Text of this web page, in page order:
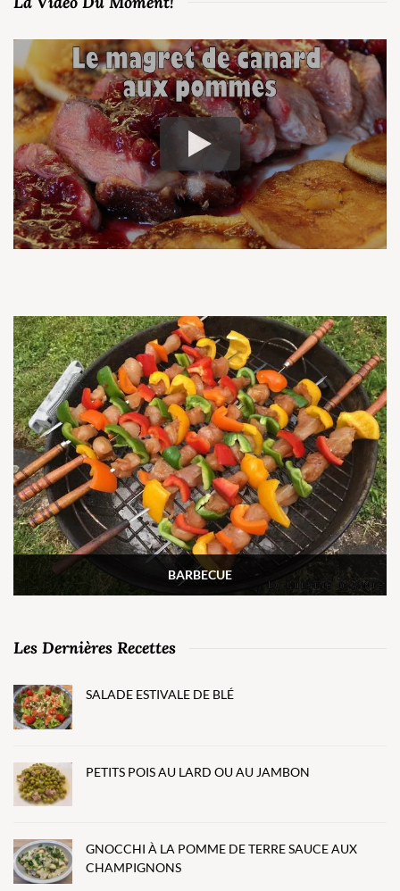
BARBECUE
Les Dernières Recettes
SALADE ESTIVALE DE BLÉ
PETITS POIS AU LARD OU AU JAMBON
GNOCCHI À LA POMME DE TERRE SAUCE AUX
CHAMPIGNONS